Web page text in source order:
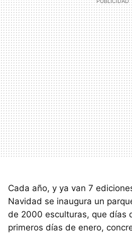
Cada año, y ya van 7
Navidad se inaugura un
de 2000 esculturas, que días
primeros días de enero,